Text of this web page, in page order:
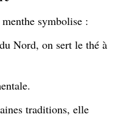
symbolise :
Nord, on sert le thé à
traditions, elle